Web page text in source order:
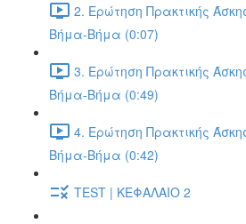
2. Ερώτηση Πρακτικής
Βήμα-Βήμα (0:07)
3. Ερώτηση Πρακτικής
Βήμα-Βήμα (0:49)
4. Ερώτηση Πρακτικής
Βήμα-Βήμα (0:42)
TEST | ΚΕΦΑΛΑΙΟ 2